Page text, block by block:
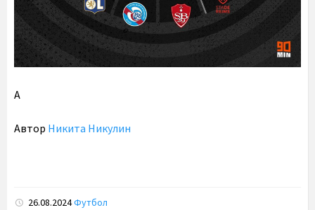
А
Автор Никита Никулин
26.08.2024Футбол